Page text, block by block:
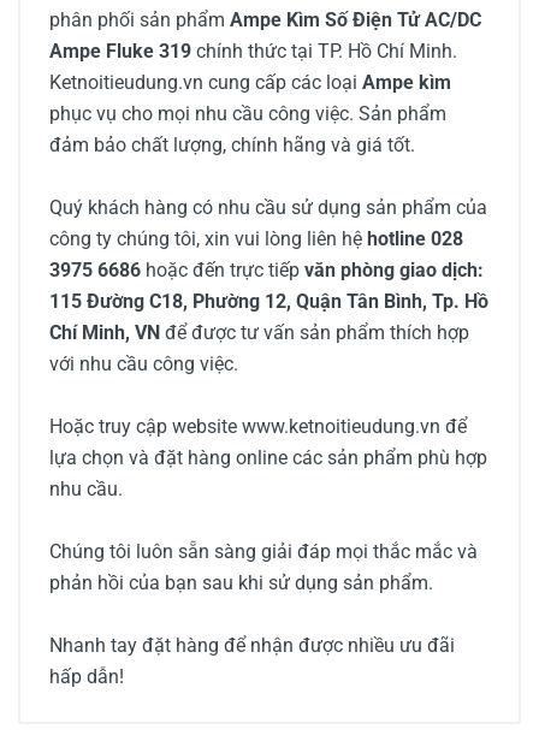
phân phối sản phẩm Ampe Kìm Số Điện Tử AC/DC
Ampe Fluke 319 chính thức tại TP. Hồ Chí Minh.
Ketnoitieudung.vn cung cấp các loại Ampe kìm
phục vụ cho mọi nhu cầu công việc. Sản phẩm
đảm bảo chất lượng, chính hãng và giá tốt.
Quý khách hàng có nhu cầu sử dụng sản phẩm của
công ty chúng tôi, xin vui lòng liên hệ hotline 028
3975 6686 hoặc đến trực tiếp văn phòng giao dịch:
115 Đường C18, Phường 12, Quận Tân Bình, Tp. Hồ
Chí Minh, VN để được tư vấn sản phẩm thích hợp
với nhu cầu công việc.
Hoặc truy cập website www.ketnoitieudung.vn để
lựa chọn và đặt hàng online các sản phẩm phù hợp
nhu cầu.
Chúng tôi luôn sẵn sàng giải đáp mọi thắc mắc và
phản hồi của bạn sau khi sử dụng sản phẩm.
Nhanh tay đặt hàng để nhận được nhiều ưu đãi
hấp dẫn!